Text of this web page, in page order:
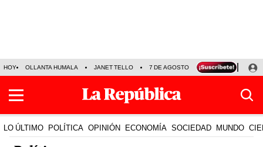
HOY OLLANTA HUMALA JANET TELLO 7 DE AGOSTO TINKA RESULTADOS
LO ÚLTIMO POLÍTICA OPINIÓN ECONOMÍA SOCIEDAD MUNDO